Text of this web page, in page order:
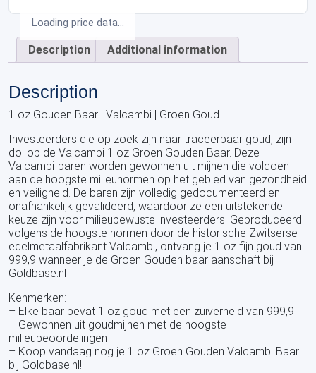
Loading price data...
Description Additional information
Description
1 oz Gouden Baar | Valcambi | Groen Goud
Investeerders die op zoek zijn naar traceerbaar goud, zijn
dol op de Valcambi 1 oz Groen Gouden Baar. Deze
Valcambi-baren worden gewonnen uit mijnen die voldoen
aan de hoogste milieunormen op het gebied van gezondheid
en veiligheid. De baren zijn volledig gedocumenteerd en
onafhankelijk gevalideerd, waardoor ze een uitstekende
keuze zijn voor milieubewuste investeerders. Geproduceerd
volgens de hoogste normen door de historische Zwitserse
edelmetaalfabrikant Valcambi, ontvang je 1 oz fijn goud van
999,9 wanneer je de Groen Gouden baar aanschaft bij
Goldbase.nl
Kenmerken:
– Elke baar bevat 1 oz goud met een zuiverheid van 999,9
– Gewonnen uit goudmijnen met de hoogste
milieubeoordelingen
– Koop vandaag nog je 1 oz Groen Gouden Valcambi Baar
bij Goldbase.nl!